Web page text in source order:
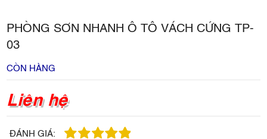
PHÒNG SƠN NHANH Ô TÔ VÁCH CỨNG TP-
03
CÒN HÀNG
Liên hệ
ĐÁNH GIÁ: